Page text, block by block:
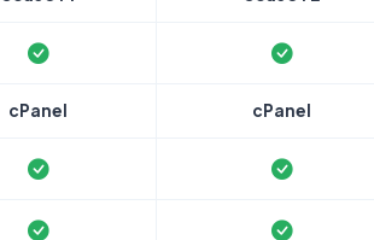
cPanel cPanel